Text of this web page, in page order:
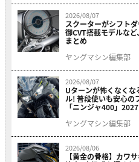
2026/08/07
スクーターがシフト
御CVT搭載モデルな
まとめ
ヤングマシン編集部
2026/08/07
Uターンが怖くなく
ル! 普段使いも安心の
「ニンジャ400」
ヤングマシン編集部
2026/08/06
【黄金の骨格】カワ